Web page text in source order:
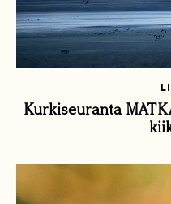
Kurkiseuranta